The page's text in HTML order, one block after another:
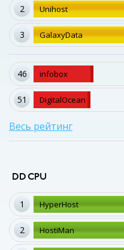
2 Unihost
3 GalaxyData
46 infobox
51 DigitalOcean
Весь рейтинг
DD CPU
1 HyperHost
2 HostiMan